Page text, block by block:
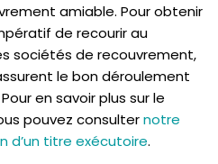
amiable. Pour obtenir
de recourir au
sociétés de recouvrement,
le bon déroulement
en savoir plus sur le
pouvez consulternotre
d’un titre exécutoire.